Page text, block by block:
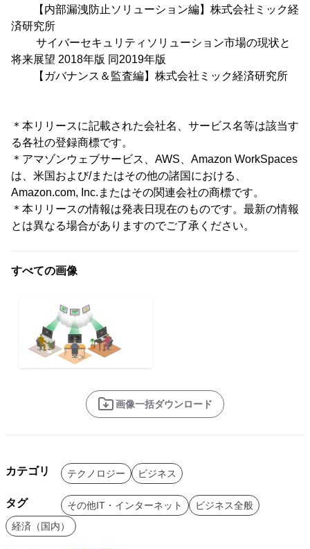
【内部漏洩防止ソリューション編】株式会社ミック経
済研究所
サイバーセキュリティソリューション市場の現状と
将来展望 2018年版 同2019年版
【ガバナンス＆監査編】株式会社ミック経済研究所
＊本リリースに記載された会社名、サービス名等は該当す
る各社の登録商標です。
＊アマゾンウェブサービス、AWS、Amazon WorkSpaces
は、米国および/またはその他の諸国における、
Amazon.com, Inc.またはその関連会社の商標です。
＊本リリースの情報は発表日現在のものです。最新の情報
とは異なる場合がありますのでご了承ください。
すべての画像
画像一括ダウンロード
カテゴリ テクノロジー ビジネス
タグ その他IT・インターネット
ビジネス全般
経済（国内）